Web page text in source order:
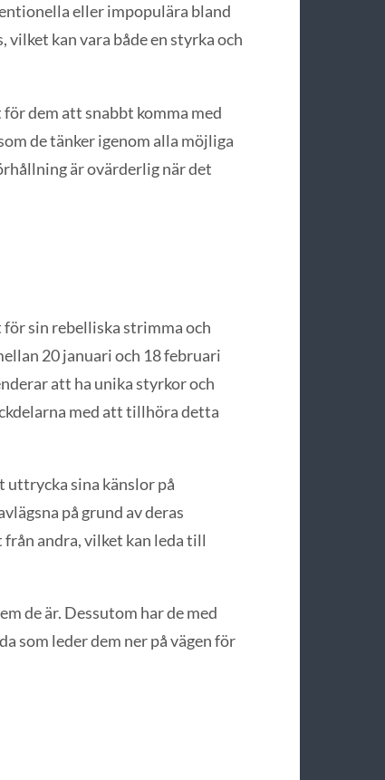
eller impopulära bland
vilket kan vara både en styrka och
dem att snabbt komma med
de tänker igenom alla möjliga
är ovärderlig när det
sin rebelliska strimma och
20 januari och 18 februari
att ha unika styrkor och
med att tillhöra detta
sina känslor på
på grund av deras
andra, vilket kan leda till
de är. Dessutom har de med
som leder dem ner på vägen för